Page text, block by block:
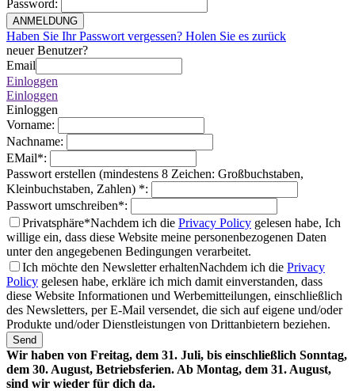
Password:
ANMELDUNG
Haben Sie Ihr Passwort vergessen? Holen Sie es zurück
neuer Benutzer?
Email
Einloggen
Einloggen
Einloggen
Vorname:
Nachname:
EMail*:
Passwort erstellen (mindestens 8 Zeichen: Großbuchstaben,
Kleinbuchstaben, Zahlen) *:
Passwort umschreiben*:
Privatsphäre*Nachdem ich die Privacy Policy gelesen habe, Ich
willige ein, dass diese Website meine personenbezogenen Daten
unter den angegebenen Bedingungen verarbeitet.
Ich möchte den Newsletter erhaltenNachdem ich die Privacy
Policy gelesen habe, erkläre ich mich damit einverstanden, dass
diese Website Informationen und Werbemitteilungen, einschließlich
des Newsletters, per E-Mail versendet, die sich auf eigene und/oder
Produkte und/oder Dienstleistungen von Drittanbietern beziehen.
Send
Wir haben von Freitag, dem 31. Juli, bis einschließlich Sonntag,
dem 30. August, Betriebsferien. Ab Montag, dem 31. August,
sind wir wieder für dich da.